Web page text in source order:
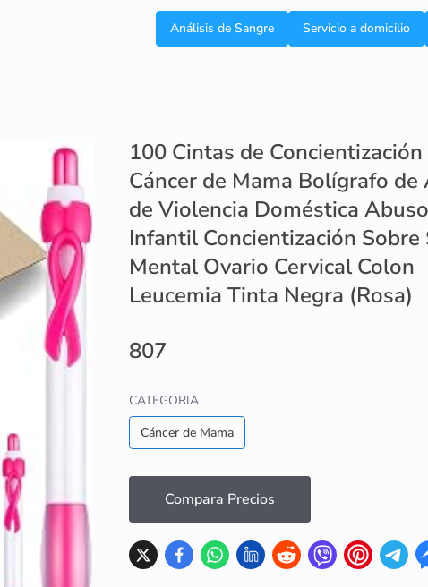
Análisis de Sangre Servicio a domicilio
100 Cintas de
Cáncer de Mama Bolígrafo de
de Violencia Doméstica
Infantil Concientización Sobre
Mental Ovario Cervical Colon
Leucemia Tinta Negra (Rosa)
807
CATEGORIA
Cáncer de Mama
Compara Precios